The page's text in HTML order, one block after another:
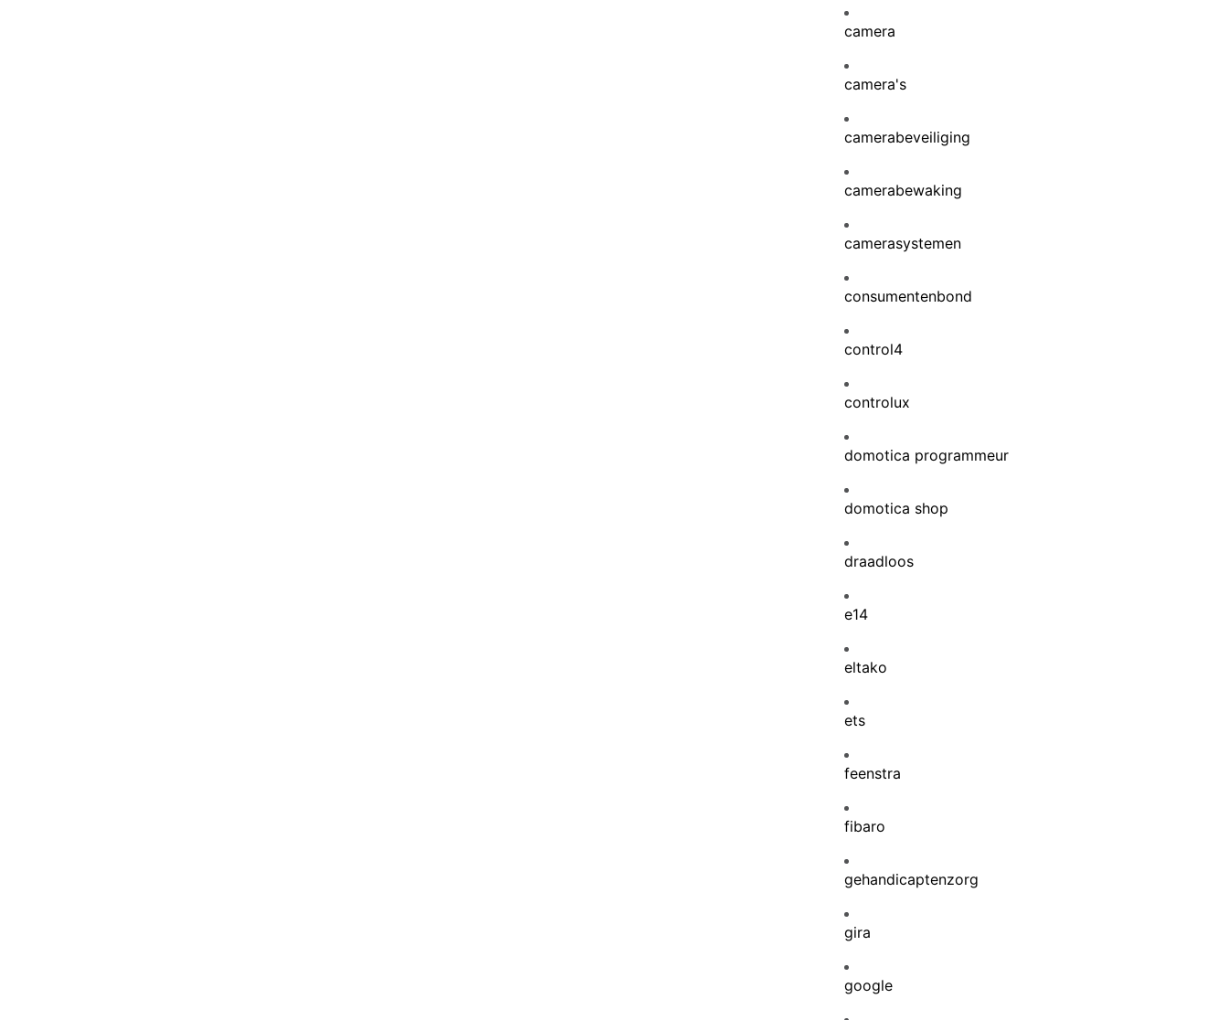
camera
camera's
camerabeveiliging
camerabewaking
camerasystemen
consumentenbond
control4
controlux
domotica programmeur
domotica shop
draadloos
e14
eltako
ets
feenstra
fibaro
gehandicaptenzorg
gira
google